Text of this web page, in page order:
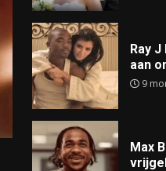
Ray
aan
9
Max